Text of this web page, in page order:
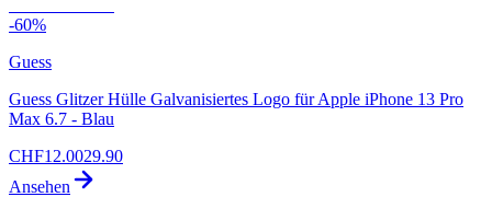
-60%
Guess
Guess Glitzer Hülle Galvanisiertes Logo für Apple iPhone 13 Pro
Max 6.7 - Blau
CHF12.0029.90
Ansehen